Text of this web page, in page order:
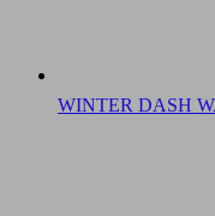
WINTER DASH